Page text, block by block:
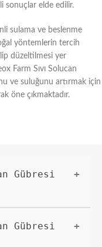
sonuçlar elde edilir.
sulama ve beslenme
yöntemlerin tercih
düzeltilmesi yer
Farm Sıvı Solucan
ve suluğunu artırmak için
öne çıkmaktadır.
Gübresi
Doğal
gübreleri
Gübresi